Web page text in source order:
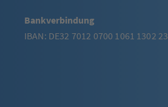
Bankverbindung
IBAN: DE32 7012 0700 1061 1302 23